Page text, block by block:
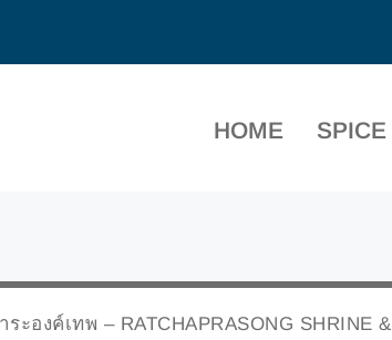
HOME SPICE
ระองค์เทพ – RATCHAPRASONG SHRINE &